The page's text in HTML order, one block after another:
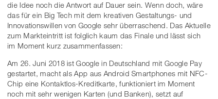
die Idee noch die Antwort auf Dauer sein. Wenn doch, wäre
das für ein Big Tech mit dem kreativen Gestaltungs- und
Innovationswillen von Google sehr überraschend. Das Aktuelle
zum Markteintritt ist folglich kaum das Finale und lässt sich
im Moment kurz zusammenfassen:
Am 26. Juni 2018 ist Google in Deutschland mit Google Pay
gestartet, macht als App aus Android Smartphones mit NFC-
Chip eine Kontaktlos-Kreditkarte, funktioniert im Moment
noch mit sehr wenigen Karten (und Banken), setzt auf